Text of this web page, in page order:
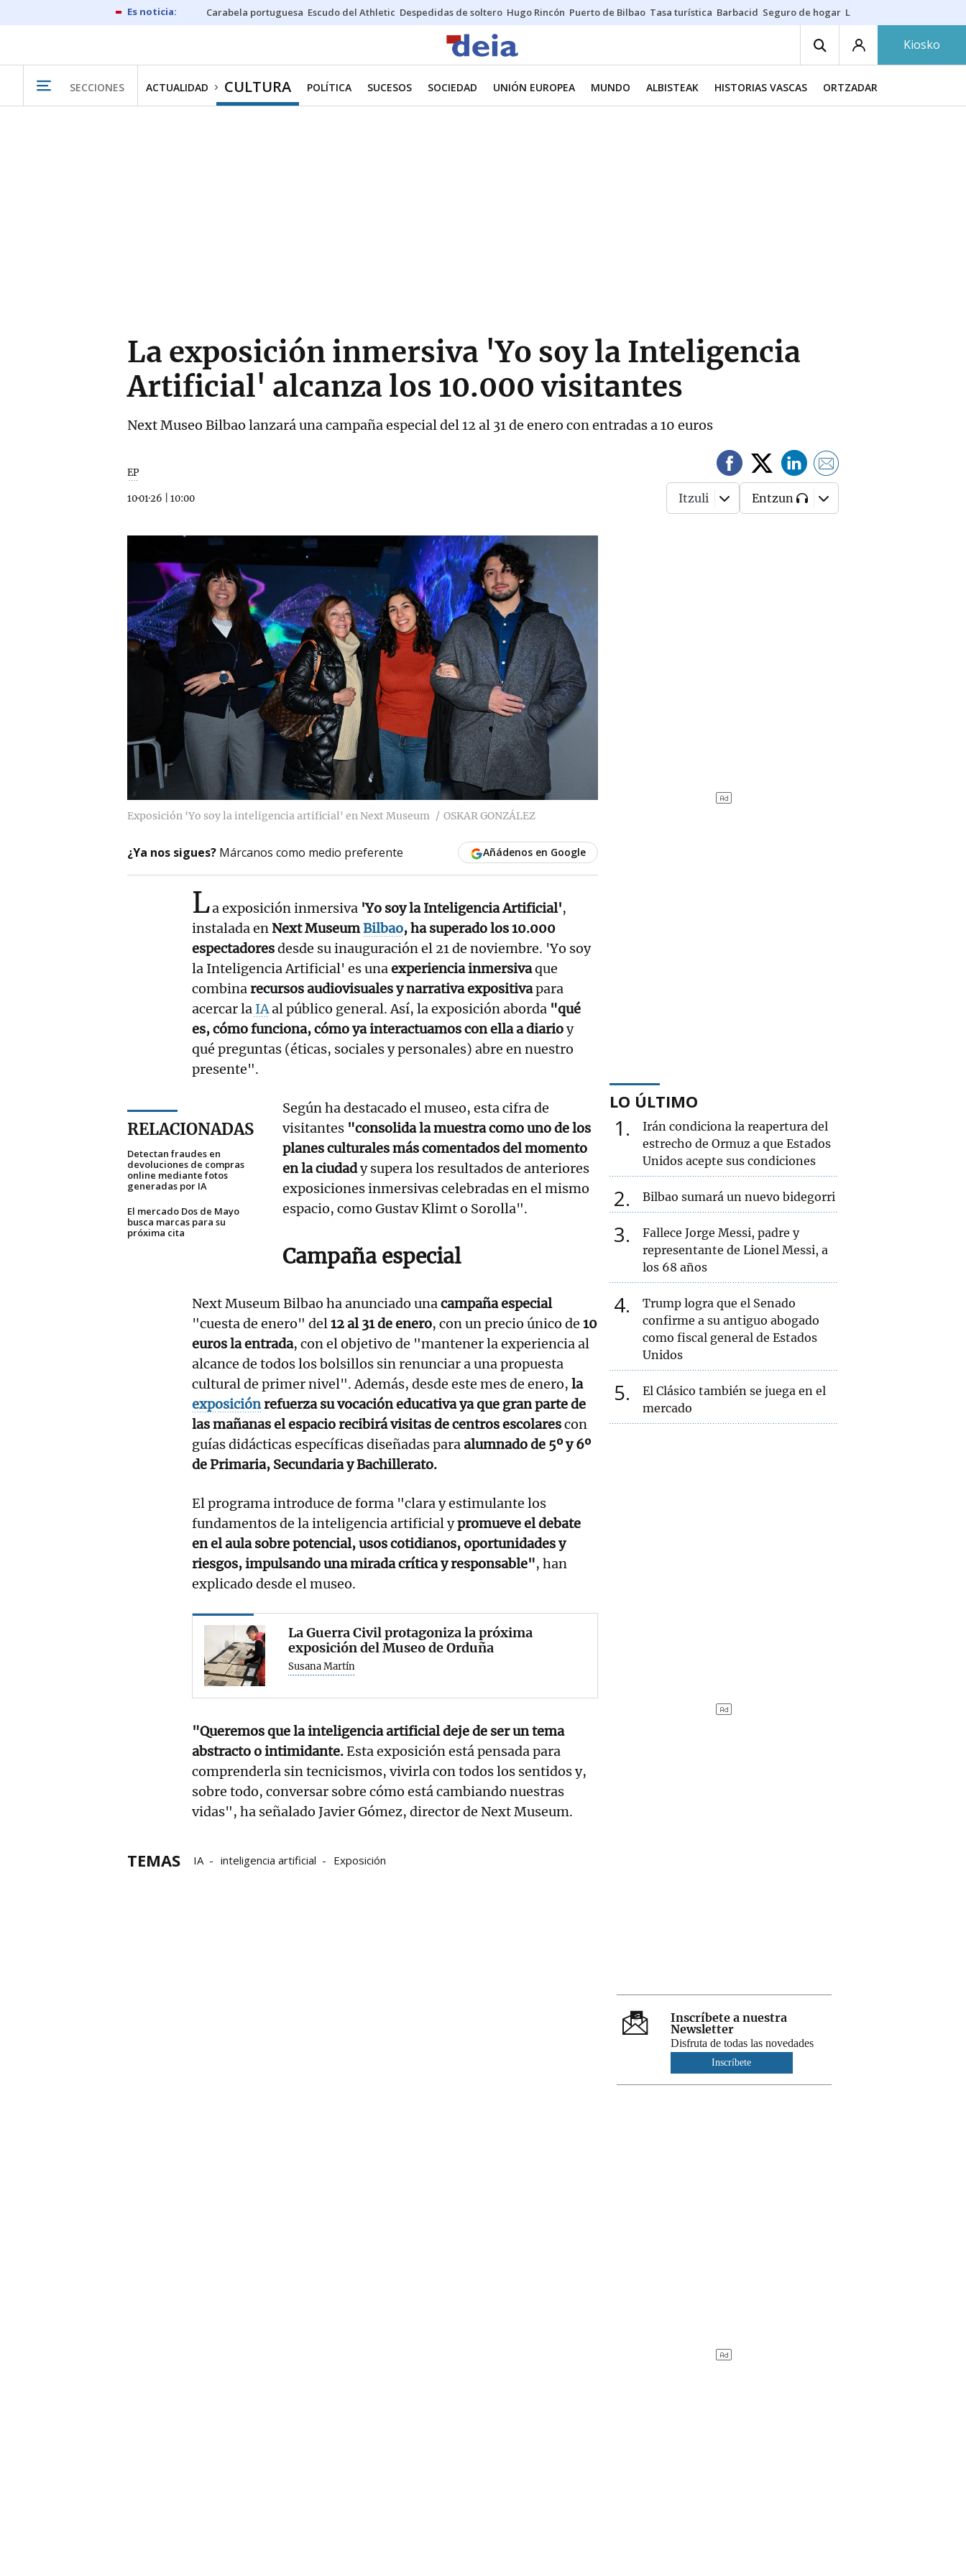
Carabela portuguesa Escudo del Athletic Despedidas de soltero Hugo Rincón Puerto de Bilbao Tasa turística Barbacid Seguro de hogar Lío Athletic-Osasuna
Kiosko
SECCIONES ACTUALIDAD CULTURA POLÍTICA SUCESOS SOCIEDAD UNIÓN EUROPEA MUNDO ALBISTEAK HISTORIAS VASCAS ORTZADAR
La exposición inmersiva 'Yo soy la Inteligencia
Artificial' alcanza los 10.000 visitantes
Next Museo Bilbao lanzará una campaña especial del 12 al 31 de enero con entradas a 10 euros
EP
10·01·26 10:00 Itzuli Entzun
Exposición ‘Yo soy la inteligencia artificial' en Next Museum OSKAR GONZÁLEZ
¿Ya nos sigues? Márcanos como medio preferente Añádenos en Google
La exposición inmersiva 'Yo soy la Inteligencia Artificial',
instalada en Next MuseumBilbao, ha superado los 10.000
espectadoresdesde su inauguración el 21 de noviembre. 'Yo soy
la Inteligencia Artificial' es unaexperiencia inmersivaque
combinarecursos audiovisuales y narrativa expositivapara
acercar la IAal público general. Así, la exposición aborda "qué
es, cómo funciona, cómo ya interactuamos con ella a diarioy
qué preguntas (éticas, sociales y personales) abre en nuestro
presente".
RELACIONADAS
Detectan fraudes en
devoluciones de compras
online mediante fotos
generadas por IA
El mercado Dos de Mayo
busca marcas para su
próxima cita
Según ha destacado el museo, esta cifra de
visitantes "consolida la muestra como uno de los
planes culturales más comentados del momento
en la ciudady supera los resultados de anteriores
exposiciones inmersivas celebradas en el mismo
espacio, como Gustav Klimt o Sorolla".
Campaña especial
Next Museum Bilbao ha anunciado unacampaña especial
"cuesta de enero" del12 al 31 de enero, con un precio único de 10
euros la entrada, con el objetivo de "mantener la experiencia al
alcance de todos los bolsillos sin renunciar a una propuesta
cultural de primer nivel". Además, desde este mes de enero, la
exposiciónrefuerza su vocación educativa ya que gran parte de
las mañanas el espacio recibirá visitas de centros escolarescon
guías didácticas específicas diseñadas paraalumnado de 5º y 6º
de Primaria, Secundaria y Bachillerato.
El programa introduce de forma "clara y estimulante los
fundamentos de la inteligencia artificial ypromueve el debate
en el aula sobre potencial, usos cotidianos, oportunidades y
riesgos, impulsando una mirada crítica y responsable", han
explicado desde el museo.
La Guerra Civil protagoniza la próxima
exposición del Museo de Orduña
Susana Martín
"Queremos que la inteligencia artificial deje de ser un tema
abstracto o intimidante.Esta exposición está pensada para
comprenderla sin tecnicismos, vivirla con todos los sentidos y,
sobre todo, conversar sobre cómo está cambiando nuestras
vidas", ha señalado Javier Gómez, director de Next Museum.
TEMAS IA inteligencia artificial Exposición
LO ÚLTIMO
1
Irán condiciona la reapertura del
estrecho de Ormuz a que Estados
Unidos acepte sus condiciones
2 Bilbao sumará un nuevo bidegorri
3
Fallece Jorge Messi, padre y
representante de Lionel Messi, a
los 68 años
4
Trump logra que el Senado
confirme a su antiguo abogado
como fiscal general de Estados
Unidos
5
El Clásico también se juega en el
mercado
Inscríbete a nuestra
Newsletter
Disfruta de todas las novedades
Inscríbete